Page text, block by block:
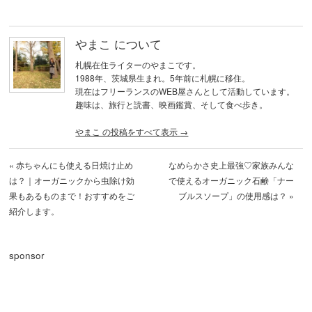
やまこ について
札幌在住ライターのやまこです。
1988年、茨城県生まれ。5年前に札幌に移住。
現在はフリーランスのWEB屋さんとして活動しています。
趣味は、旅行と読書、映画鑑賞、そして食べ歩き。
やまこ の投稿をすべて表示 →
«赤ちゃんにも使える日焼け止め
は？｜オーガニックから虫除け効
果もあるものまで！おすすめをご
紹介します。
なめらかさ史上最強♡家族みんな
で使えるオーガニック石鹸「ナー
ブルスソープ」の使用感は？ »
sponsor